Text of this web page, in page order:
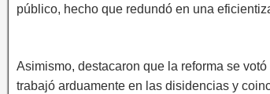
público, hecho que redundó en una
Asimismo, destacaron que la reforma se
trabajó arduamente en las disidencias y